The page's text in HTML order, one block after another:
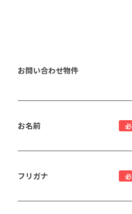
お問い合わせ物件
お名前
フリガナ